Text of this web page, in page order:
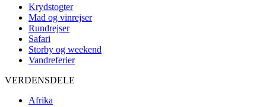
Krydstogter
Mad og vinrejser
Rundrejser
Safari
Storby og weekend
Vandreferier
VERDENSDELE
Afrika